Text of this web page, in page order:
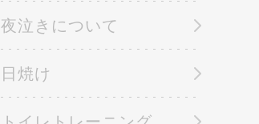
夜泣きについて
日焼け